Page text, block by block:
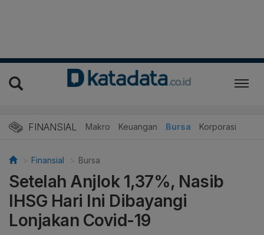
FINANSIAL Makro Keuangan Bursa Korporasi
Finansial Bursa
Setelah Anjlok 1,37%, Nasib
IHSG Hari Ini Dibayangi
Lonjakan Covid-19